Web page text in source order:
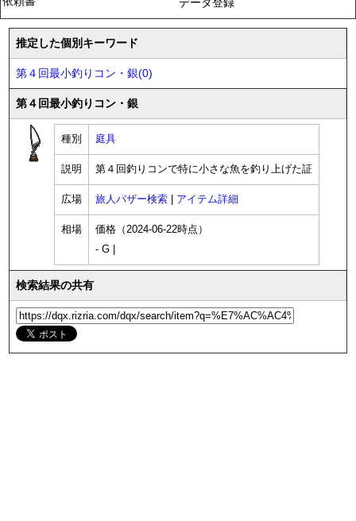
データ登録
推定した個別キーワード
第４回最小釣りコン・銀(0)
第４回最小釣りコン・銀
種別 庭具
説明 第４回釣りコンで特に小さな魚を釣り上げた証
広場 旅人バザー検索 アイテム詳細
相場
価格（2024-06-22時点）
- G |
検索結果の共有